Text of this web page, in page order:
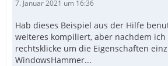
7. Januar 2021 um 16:36
Hab dieses Beispiel aus der Hilfe
weiteres kompiliert, aber nachdem
rechtsklicke um die Eigenschaften
WindowsHammer...